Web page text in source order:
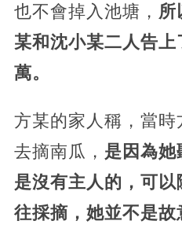
也不會掉入池塘， 所
某和沈小某二人告
萬。
方某的家人稱，當
去摘南瓜， 是因為她
是沒有主人的，可
往採摘，她並不是故